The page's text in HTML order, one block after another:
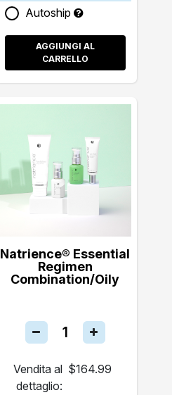
Autoship
AGGIUNGI AL
CARRELLO
Natrience® Essential
Regimen
Combination/Oily
Vendita al
dettaglio:
$164.99